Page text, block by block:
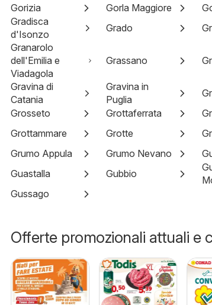
Gorizia
Gorla Maggiore
Gradisca
d'Isonzo
Grado
Granarolo
dell'Emilia e
Viadagola
Grassano
Gravina di
Catania
Gravina in
Puglia
Grosseto
Grottaferrata
Grottammare
Grotte
Grumo Appula
Grumo Nevano
Guastalla
Gubbio
Gussago
Offerte promozionali attuali e